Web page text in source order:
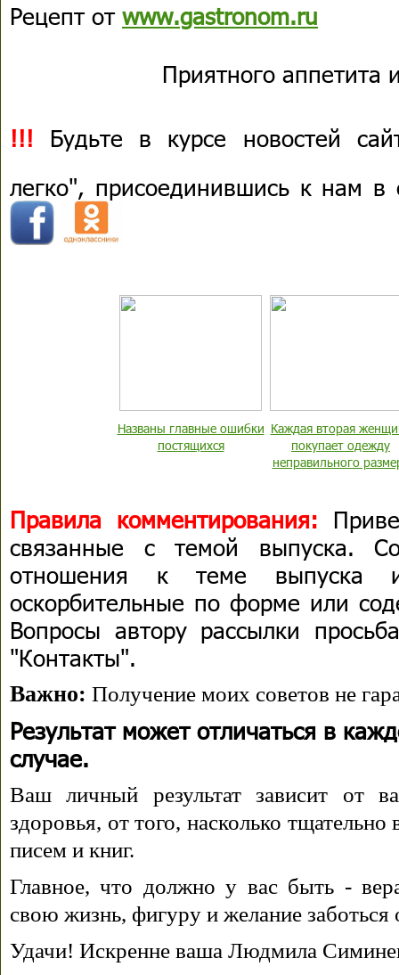
Рецепт от www.gastronom.ru
Приятного аппетита
!!! Будьте в курсе новостей
легко", присоединившись к нам
Названы главные ошибки
постящихся
Каждая вторая
покупает одежду
неправильного
Правила комментирования:
связанные с темой выпуска.
отношения к теме выпуска
оскорбительные по форме или
Вопросы автору рассылки
"Контакты".
Важно: Получение моих советов не
Результат может отличаться в
случае.
Ваш личный результат зависит от
здоровья, от того, насколько
писем и книг.
Главное, что должно у вас быть -
свою жизнь, фигуру и желание заботься
Удачи! Искренне ваша Людмила